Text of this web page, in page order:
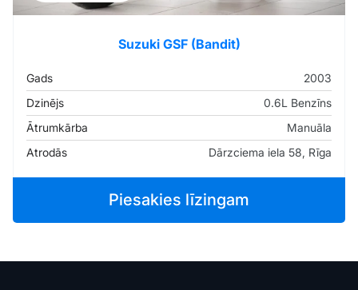
Suzuki GSF (Bandit)
Gads
2003
Dzinējs
0.6L Benzīns
Ātrumkārba
Manuāla
Atrodās
Dārzciema iela 58, Rīga
Piesakies līzingam